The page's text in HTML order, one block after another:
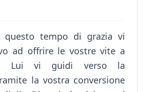
tempo di grazia vi
ad offrire le vostre vite a
Lui vi guidi verso la
la vostra conversione